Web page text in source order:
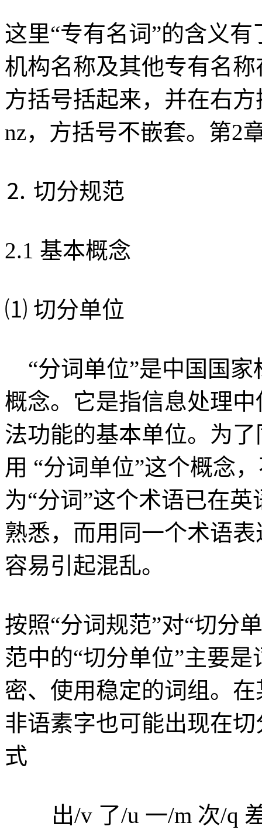
这里“专有名词”的含义
机构名称及其他专有名
方括号括起来，并在右
nz，方括号不嵌套。第2
⒉ 切分规范
2.1 基本概念
⑴ 切分单位
“分词单位”是中国国家
概念。它是指信息处理
法功能的基本单位。为
用 “分词单位”这个概念
为“分词”这个术语已在
熟悉，而用同一个术语
容易引起混乱。
按照“分词规范”对“切分
范中的“切分单位”主要
密、使用稳定的词组。
非语素字也可能出现在
式
出/v 了/u 一/m 次/q